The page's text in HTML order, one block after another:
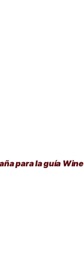
para la guía Wine